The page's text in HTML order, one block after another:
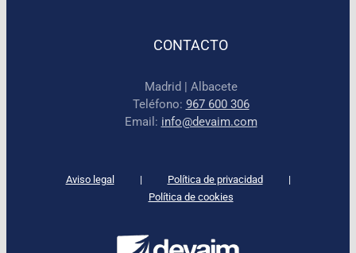
CONTACTO
Madrid | Albacete
Teléfono: 967 600 306
Email: info@devaim.com
Aviso legal
Política de privacidad
Política de cookies